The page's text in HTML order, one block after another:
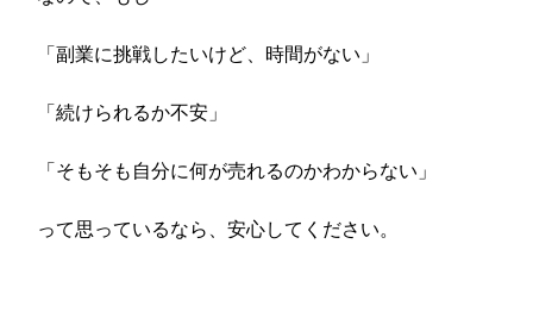
「副業に挑戦したいけど、時間がない」
「続けられるか不安」
「そもそも自分に何が売れるのかわからない」
って思っているなら、安心してください。